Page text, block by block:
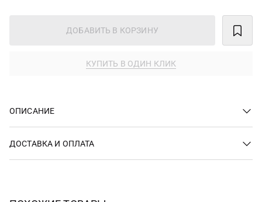
ДОБАВИТЬ В КОРЗИНУ
КУПИТЬ В ОДИН КЛИК
ОПИСАНИЕ
ДОСТАВКА И ОПЛАТА